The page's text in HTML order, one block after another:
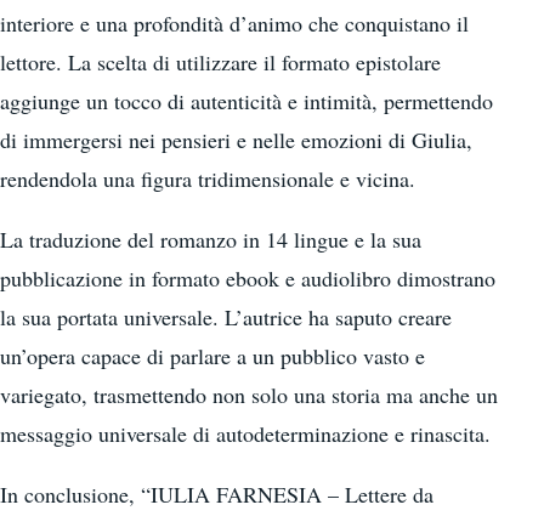
interiore e una profondità d’animo che conquistano il
lettore. La scelta di utilizzare il formato epistolare
aggiunge un tocco di autenticità e intimità, permettendo
di immergersi nei pensieri e nelle emozioni di Giulia,
rendendola una figura tridimensionale e vicina.
La traduzione del romanzo in 14 lingue e la sua
pubblicazione in formato ebook e audiolibro dimostrano
la sua portata universale. L’autrice ha saputo creare
un’opera capace di parlare a un pubblico vasto e
variegato, trasmettendo non solo una storia ma anche un
messaggio universale di autodeterminazione e rinascita.
In conclusione, “IULIA FARNESIA – Lettere da